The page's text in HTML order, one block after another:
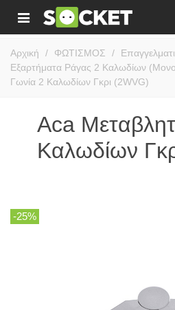
Αρχική / ΦΩΤΙΣΜΟΣ /
Εξαρτήματα Ράγας 2 Καλωδίων
Γωνία 2 Καλωδίων Γκρι (2WVG)
Aca
Καλωδίων
-25%